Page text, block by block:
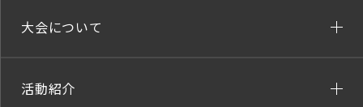
大会について
活動紹介